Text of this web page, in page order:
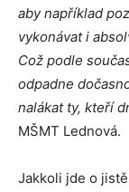
aby například
vykonávat i
Což podle
odpadne
nalákat ty, kteří
MŠMT Lednová.
Jakkoli jde o